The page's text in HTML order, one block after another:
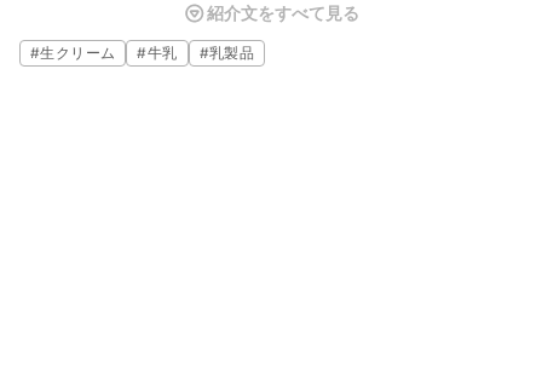
す。パンに塗ったり、クラッカーにつけてもおいしいですよ。ぜひお
試しください。
紹介文をすべて見る
#生クリーム #牛乳 #乳製品